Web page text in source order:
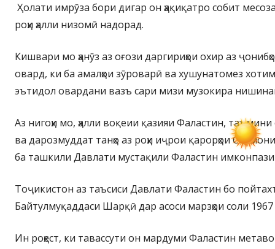
Ҳолати имрӯза бори дигар он ҳақиқатро собит
роҳи ҳалли низомӣ надорад.
Кишвари мо ҳанӯз аз оғози даргириҳои охир аз
овард, ки ба амалҳои зӯроварӣ ва хушунатомез
эътидол овардани вазъ сари мизи музокира
Аз нигоҳи мо, ҳалли воқеии қазияи Фаластин,
ва дарозмуддат танҳо аз роҳи иҷрои қарорҳои
ба ташкили Давлати мустақили Фаластин
Тоҷикистон аз таъсиси Давлати Фаластин бо
Байтулмуқаддаси Шарқӣ дар асоси марзҳои соли
Ин роҳест, ки тавассути он мардуми Фаластин